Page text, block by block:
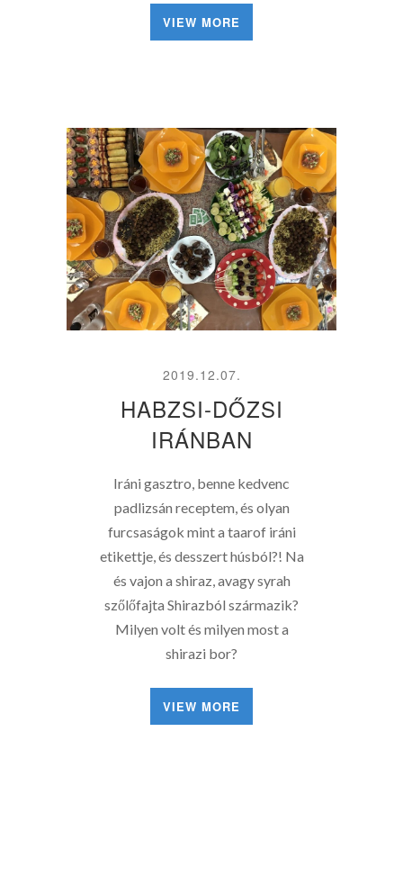
VIEW MORE
2019.12.07.
HABZSI-DŐZSI
IRÁNBAN
Iráni gasztro, benne kedvenc
padlizsán receptem, és olyan
furcsaságok mint a taarof iráni
etikettje, és desszert húsból?! Na
és vajon a shiraz, avagy syrah
szőlőfajta Shirazból származik?
Milyen volt és milyen most a
shirazi bor?
VIEW MORE